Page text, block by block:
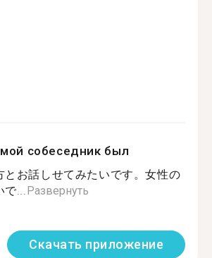
собеседник был
とお話しせてみたいです。女性の
で...Развернуть
Скачать приложение